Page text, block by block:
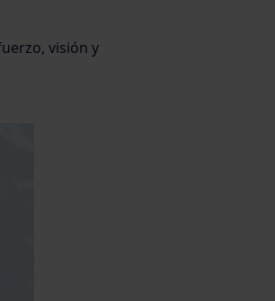
visión y